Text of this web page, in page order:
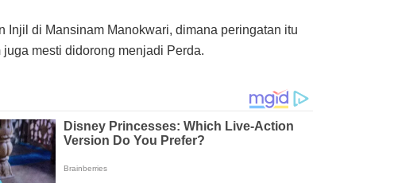
Injil di Mansinam Manokwari, dimana peringatan itu
mesti didorong menjadi Perda.